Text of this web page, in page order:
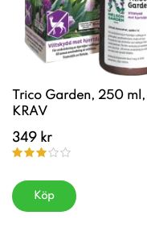
Trico Garden, 250 ml,
KRAV
349 kr
Köp